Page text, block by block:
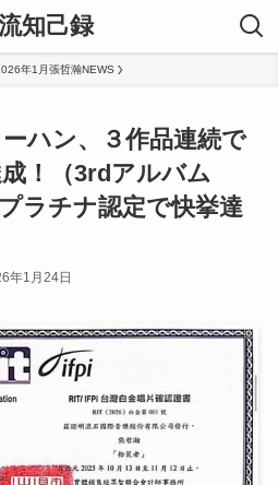
知己録
年1月張哲瀚NEWS
ハン、３作品連続で
！（3rdアルバム
プラチナ認定で快挙達
年1月24日